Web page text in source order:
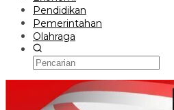
Pendidikan
Pemerintahan
Olahraga